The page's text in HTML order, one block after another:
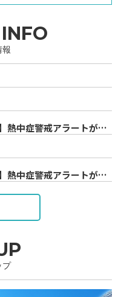
INFO
報
熱中症警戒アラートが発
熱中症警戒アラートが発
プ